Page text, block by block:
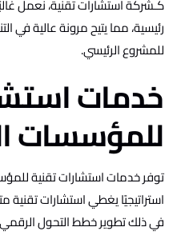
كـشركة استشارات تقنية، نعمل
رئيسية، مما يتيح مرونة عالية في
للمشروع الرئيسي.
خدمات
للمؤسسات
استراتيجيًا يغطي استشارات
في ذلك تطوير خطط التحول